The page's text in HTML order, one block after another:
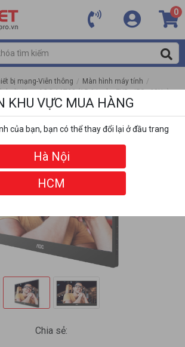
0
bị mạng-Viễn thông / Màn hình máy tính /
di động AOC 16T20 (15.6 inch - FHD - IPS - 60Hz)
Chia sẻ:
KHU VỰC MUA HÀNG
của bạn, bạn có thể thay đổi lại ở đầu trang
Hà Nội
HCM